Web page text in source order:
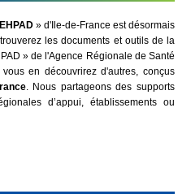
» d'Ile-de-France est désormais
les documents et outils de la
» de l'Agence Régionale de Santé
en découvrirez d'autres, conçus
. Nous partageons des supports
d’appui, établissements ou